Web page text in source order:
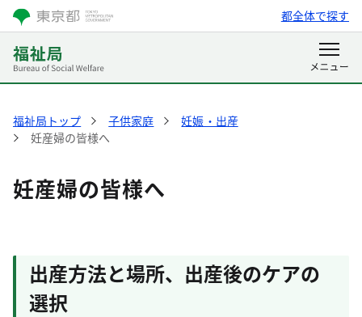
都全体で探す
福祉局トップ 子供家庭
妊娠・出産
妊産婦の皆様へ
妊産婦の皆様へ
出産方法と場所、出産後のケアの
選択